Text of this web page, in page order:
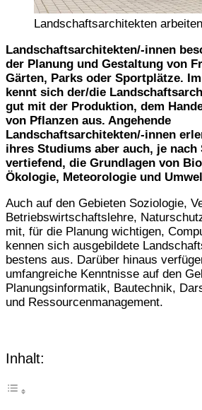
Landschaftsarchitekten
Landschaftsarchitekten/-innen
der Planung und Gestaltung von
Gärten, Parks oder Sportplätze.
kennt sich der/die
gut mit der Produktion, dem
von Pflanzen aus. Angehende
Landschaftsarchitekten/-innen
ihres Studiums aber auch, je nach
vertiefend, die Grundlagen von
Ökologie, Meteorologie und
Auch auf den Gebieten Soziologie,
Betriebswirtschaftslehre,
mit, für die Planung wichtigen,
kennen sich ausgebildete
bestens aus. Darüber hinaus
umfangreiche Kenntnisse auf den
Planungsinformatik, Bautechnik,
und Ressourcenmanagement.
Inhalt: